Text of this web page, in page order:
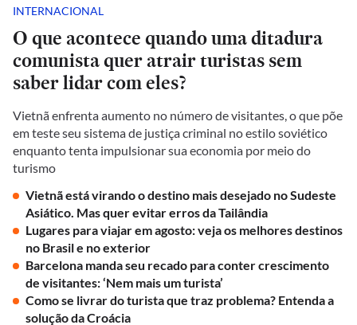
INTERNACIONAL
O que acontece quando uma ditadura
comunista quer atrair turistas sem
saber lidar com eles?
Vietnã enfrenta aumento no número de visitantes, o que põe
em teste seu sistema de justiça criminal no estilo soviético
enquanto tenta impulsionar sua economia por meio do
turismo
Vietnã está virando o destino mais desejado no Sudeste
Asiático. Mas quer evitar erros da Tailândia
Lugares para viajar em agosto: veja os melhores destinos
no Brasil e no exterior
Barcelona manda seu recado para conter crescimento
de visitantes: ‘Nem mais um turista’
Como se livrar do turista que traz problema? Entenda a
solução da Croácia